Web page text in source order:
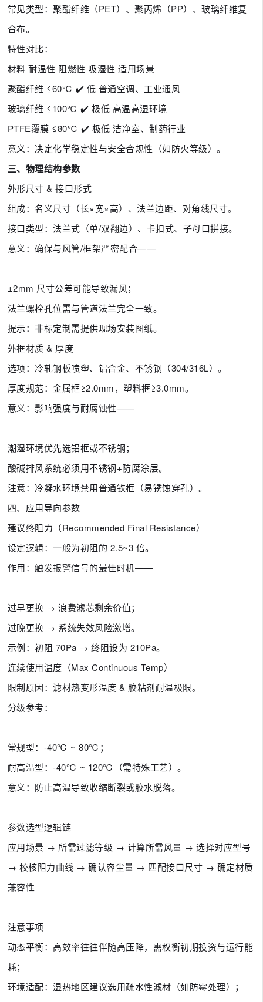
常见类型：聚酯纤维（PET）、聚丙烯（PP）、玻璃纤维复
合布。
特性对比：
材料 耐温性 阻燃性 吸湿性 适用场景
聚酯纤维 ≤60℃ ✔️ 低 普通空调、工业通风
玻璃纤维 ≤100℃ ✔️ 极低 高温高湿环境
PTFE覆膜 ≤80℃ ✔️ 极低 洁净室、制药行业
意义：决定化学稳定性与安全合规性（如防火等级）。
三、物理结构参数
外形尺寸 & 接口形式
组成：名义尺寸（长×宽×高）、法兰边距、对角线尺寸。
接口类型：法兰式（单/双翻边）、卡扣式、子母口拼接。
意义：确保与风管/框架严密配合——
±2mm 尺寸公差可能导致漏风；
法兰螺栓孔位需与管道法兰完全一致。
提示：非标定制需提供现场安装图纸。
外框材质 & 厚度
选项：冷轧钢板喷塑、铝合金、不锈钢（304/316L）。
厚度规范：金属框≥2.0mm，塑料框≥3.0mm。
意义：影响强度与耐腐蚀性——
潮湿环境优先选铝框或不锈钢；
酸碱排风系统必须用不锈钢+防腐涂层。
注意：冷凝水环境禁用普通铁框（易锈蚀穿孔）。
四、应用导向参数
建议终阻力（Recommended Final Resistance）
设定逻辑：一般为初阻的 2.5~3 倍。
作用：触发报警信号的最佳时机——
过早更换 → 浪费滤芯剩余价值；
过晚更换 → 系统失效风险激增。
示例：初阻 70Pa → 终阻设为 210Pa。
连续使用温度（Max Continuous Temp）
限制原因：滤材热变形温度 & 胶粘剂耐温极限。
分级参考：
常规型：-40℃ ~ 80℃；
耐高温型：-40℃ ~ 120℃（需特殊工艺）。
意义：防止高温导致收缩断裂或胶水脱落。
参数选型逻辑链
应用场景 → 所需过滤等级 → 计算所需风量 → 选择对应型号
→ 校核阻力曲线 → 确认容尘量 → 匹配接口尺寸 → 确定材质
兼容性
注意事项
动态平衡：高效率往往伴随高压降，需权衡初期投资与运行能
耗；
环境适配：湿热地区建议选用疏水性滤材（如防霉处理）；